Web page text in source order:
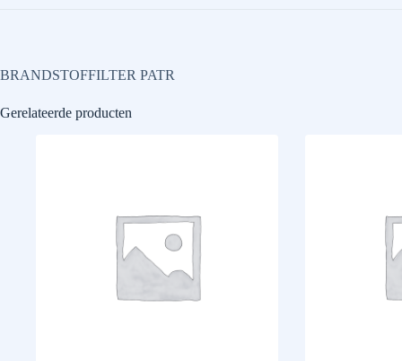
BRANDSTOFFILTER PATR
Gerelateerde producten